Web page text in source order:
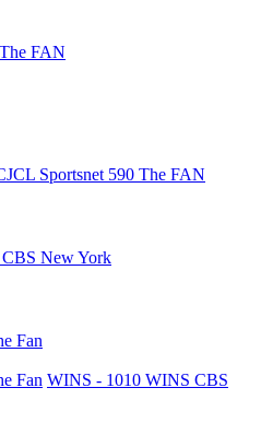
FAN
Sportsnet 590 The FAN
New York
Fan
Fan WINS - 1010 WINS CBS